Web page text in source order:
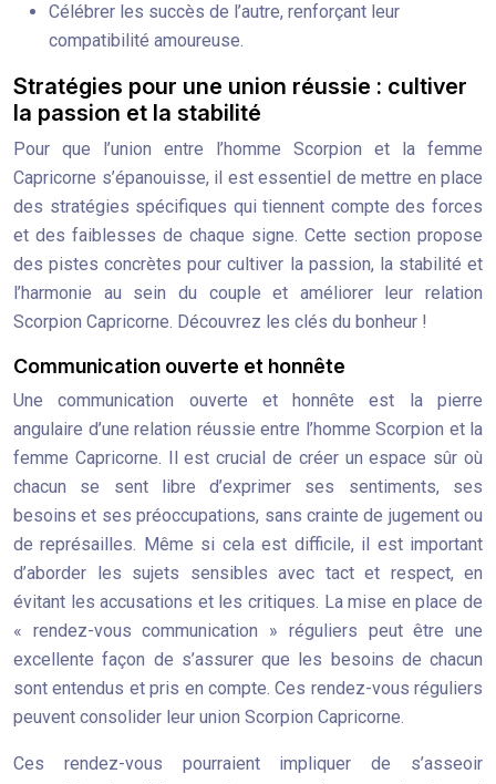
Célébrer les succès de l’autre, renforçant leur
compatibilité amoureuse.
Stratégies pour une union réussie : cultiver
la passion et la stabilité
Pour que l’union entre l’homme Scorpion et la femme
Capricorne s’épanouisse, il est essentiel de mettre en place
des stratégies spécifiques qui tiennent compte des forces
et des faiblesses de chaque signe. Cette section propose
des pistes concrètes pour cultiver la passion, la stabilité et
l’harmonie au sein du couple et améliorer leur relation
Scorpion Capricorne. Découvrez les clés du bonheur !
Communication ouverte et honnête
Une communication ouverte et honnête est la pierre
angulaire d’une relation réussie entre l’homme Scorpion et la
femme Capricorne. Il est crucial de créer un espace sûr où
chacun se sent libre d’exprimer ses sentiments, ses
besoins et ses préoccupations, sans crainte de jugement ou
de représailles. Même si cela est difficile, il est important
d’aborder les sujets sensibles avec tact et respect, en
évitant les accusations et les critiques. La mise en place de
« rendez-vous communication » réguliers peut être une
excellente façon de s’assurer que les besoins de chacun
sont entendus et pris en compte. Ces rendez-vous réguliers
peuvent consolider leur union Scorpion Capricorne.
Ces rendez-vous pourraient impliquer de s’asseoir